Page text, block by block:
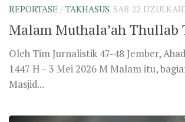
REPORTASE / TAKHASUS SAB 22
Malam Muthala’ah Thullab
Oleh Tim Jurnalistik 47-48 Jember,
1447 H – 3 Mei 2026 M Malam itu,
Masjid...